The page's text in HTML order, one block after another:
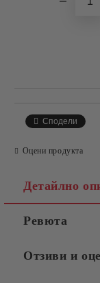
Сподели
Оцени продукта
Детайлно
Ревюта
Отзиви и